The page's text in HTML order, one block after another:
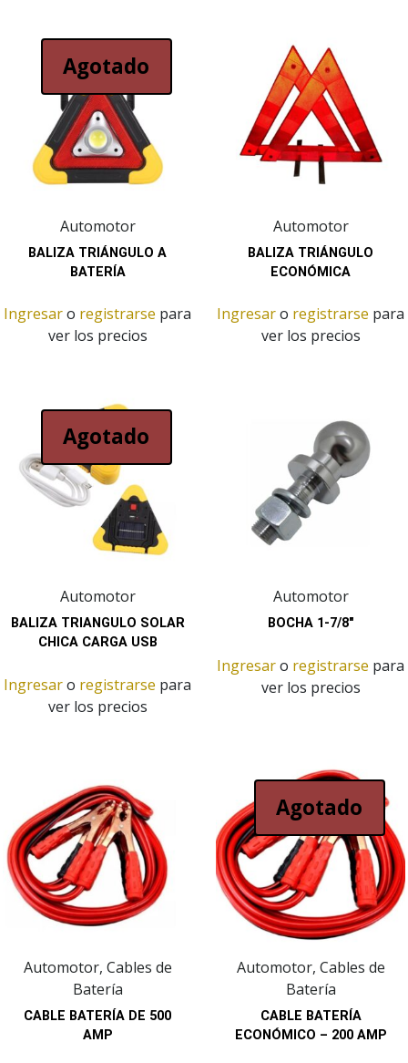
Agotado
Automotor
BALIZA TRIÁNGULO A
BATERÍA
Ingresaro registrarse para
ver los precios
Automotor
BALIZA TRIÁNGULO
ECONÓMICA
Ingresaro registrarse para
ver los precios
Agotado
Automotor
BALIZA TRIANGULO SOLAR
CHICA CARGA USB
Ingresaro registrarse para
ver los precios
Automotor
BOCHA 1-7/8″
Ingresaro registrarse para
ver los precios
Automotor, Cables de
Batería
CABLE BATERÍA DE 500
AMP
Agotado
Automotor, Cables de
Batería
CABLE BATERÍA
ECONÓMICO – 200 AMP